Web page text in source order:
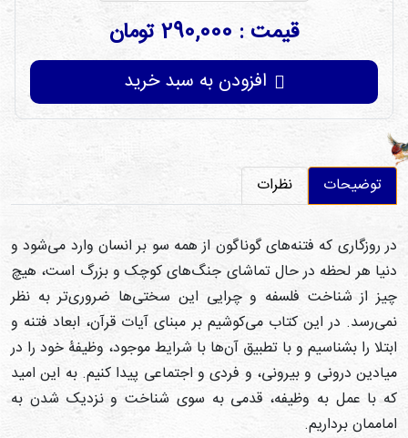
قیمت : 290,000 تومان
افزودن به سبد خرید
توضیحات نظرات
در روزگاری که فتنه‌های گوناگون از همه سو بر انسان وارد می‌شود و
دنیا هر لحظه در حال تماشای جنگ‌های کوچک و بزرگ است، هیچ
چیز از شناخت فلسفه و چرایی این سختی‌ها ضروری‌تر به نظر
نمی‌رسد. در این کتاب می‌کوشیم بر مبنای آیات قرآن، ابعاد فتنه و
ابتلا را بشناسیم و با تطبیق آن‌ها با شرایط موجود، وظیفۀ خود را در
میادین درونی و بیرونی، و فردی و اجتماعی پیدا کنیم. به این امید
که با عمل به وظیفه، قدمی به سوی شناخت و نزدیک شدن به
اماممان برداریم.